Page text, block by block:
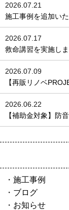
2026.07.21
施工事例を追加い
2026.07.17
救命講習を実施し
2026.07.09
【再販リノベ
2026.06.22
【補助金対象】防
施工事例
ブログ
お知らせ